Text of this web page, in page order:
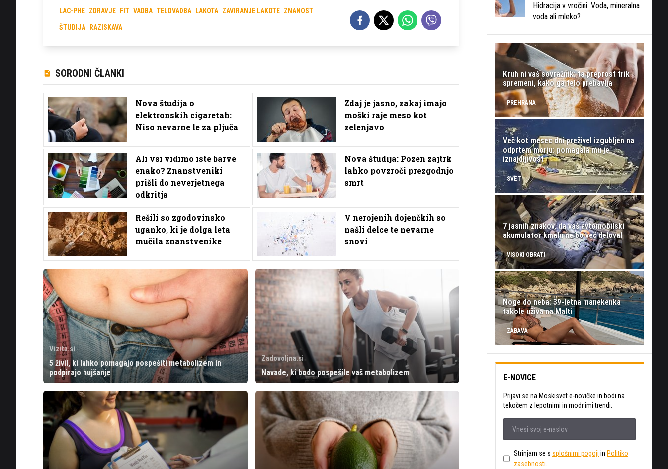
LAC-PHE ZDRAVJE FIT VADBA TELOVADBA LAKOTA ZAVIRANJE LAKOTE ZNANOST
ŠTUDIJA RAZISKAVA
SORODNI ČLANKI
Nova študija o
elektronskih cigaretah:
Niso nevarne le za pljuča
Zdaj je jasno, zakaj imajo
moški raje meso kot
zelenjavo
Ali vsi vidimo iste barve
enako? Znanstveniki
prišli do neverjetnega
odkritja
Nova študija: Pozen zajtrk
lahko povzroči prezgodnjo
smrt
Rešili so zgodovinsko
uganko, ki je dolga leta
mučila znanstvenike
V nerojenih dojenčkih so
našli delce te nevarne
snovi
Vizita.si
5 živil, ki lahko pomagajo pospešiti metabolizem in
podpirajo hujšanje
Zadovoljna.si
Navade, ki bodo pospešile vaš metabolizem
Hidracija v vročini: Voda, mineralna
voda ali mleko?
Kruh ni vaš sovražnik: ta preprost trik
spremeni, kako ga telo prebavlja
PREHRANA
Več kot mesec dni preživel izgubljen na
odprtem morju: pomagala mu je
iznajdljivost
SVET
7 jasnih znakov, da vaš avtomobilski
akumulator kmalu ne bo več deloval
VISOKI OBRATI
Noge do neba: 39-letna manekenka
takole uživa na Malti
ZABAVA
E-NOVICE
Prijavi se na Moskisvet e-novičke in bodi na
tekočem z lepotnimi in modnimi trendi.
Strinjam se s splošnimi pogoji in Politiko
zasebnosti